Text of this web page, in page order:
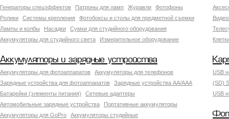
Генераторы спецэффектов
Патроны для ламп Журавли
Фотофоны
Ролики
Системы крепления
Фотобоксы и столы для предметной съемки
Лампы и колбы
Насадки
Сумки для студийного оборудования
Аккумуляторы для студийного света
Измерительное оборудование
Аккумуляторы и зарядные устройства
Аккумуляторы для фотоаппаратов
Аккумуляторы для телефонов
Зарядные устройства для фотоаппаратов
Зарядные устройства AA/AAA
Батарейки (элементы питания)
Сетевые адаптеры
Автомобильные зарядные устройства
Портативные аккумуляторы
Аккумуляторы для GoPro
Аккумуляторы студийные
USB
(SD)
USB